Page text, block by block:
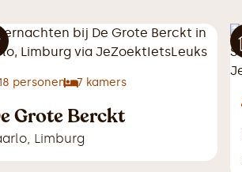
personen 7 kamers
Grote Berckt
, Limburg